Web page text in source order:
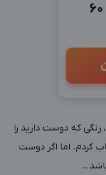
اینستاگرام (20 تا 60
رنگی که دوست دارید را
کردم. اما اگر دوست